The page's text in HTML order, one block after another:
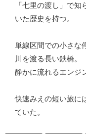
「七里の渡し」で
いた歴史を持つ。
単線区間での小さな
川を渡る長い鉄橋。
静かに流れるエンジ
快速みえの短い旅に
ていた。